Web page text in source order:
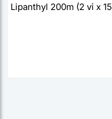
Lipanthyl 200m (2 vỉ x 15